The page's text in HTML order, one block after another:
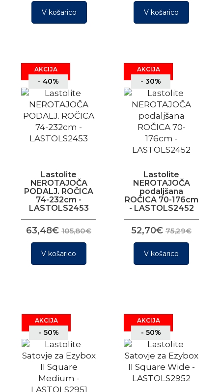
V košarico V košarico
AKCIJA
- 40%
Lastolite
NEROTAJOČA
PODALJ. ROČICA
74-232cm -
LASTOLS2453
63,48€ 105,80€
V košarico
AKCIJA
- 30%
Lastolite
NEROTAJOČA
podaljšana
ROČICA 70-176cm
- LASTOLS2452
52,70€ 75,29€
V košarico
AKCIJA
- 50%
AKCIJA
- 50%